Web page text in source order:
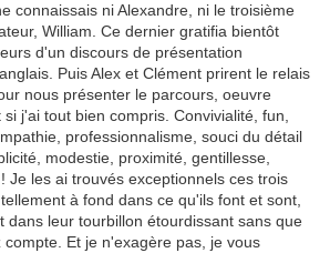
connaissais ni Alexandre, ni le troisième
William. Ce dernier gratifia bientôt
d'un discours de présentation
Puis Alex et Clément prirent le relais
nous présenter le parcours, oeuvre
j'ai tout bien compris. Convivialité, fun,
professionnalisme, souci du détail
modestie, proximité, gentillesse,
Je les ai trouvés exceptionnels ces trois
à fond dans ce qu'ils font et sont,
dans leur tourbillon étourdissant sans que
Et je n'exagère pas, je vous